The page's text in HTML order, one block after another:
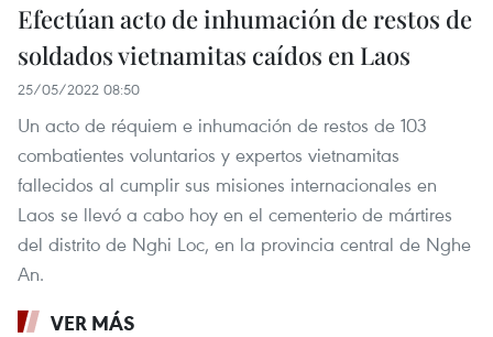
Efectúan acto de inhumación de restos de
soldados vietnamitas caídos en Laos
25/05/2022 08:50
Un acto de réquiem e inhumación de restos de 103
combatientes voluntarios y expertos vietnamitas
fallecidos al cumplir sus misiones internacionales en
Laos se llevó a cabo hoy en el cementerio de mártires
del distrito de Nghi Loc, en la provincia central de Nghe
An.
VER MÁS